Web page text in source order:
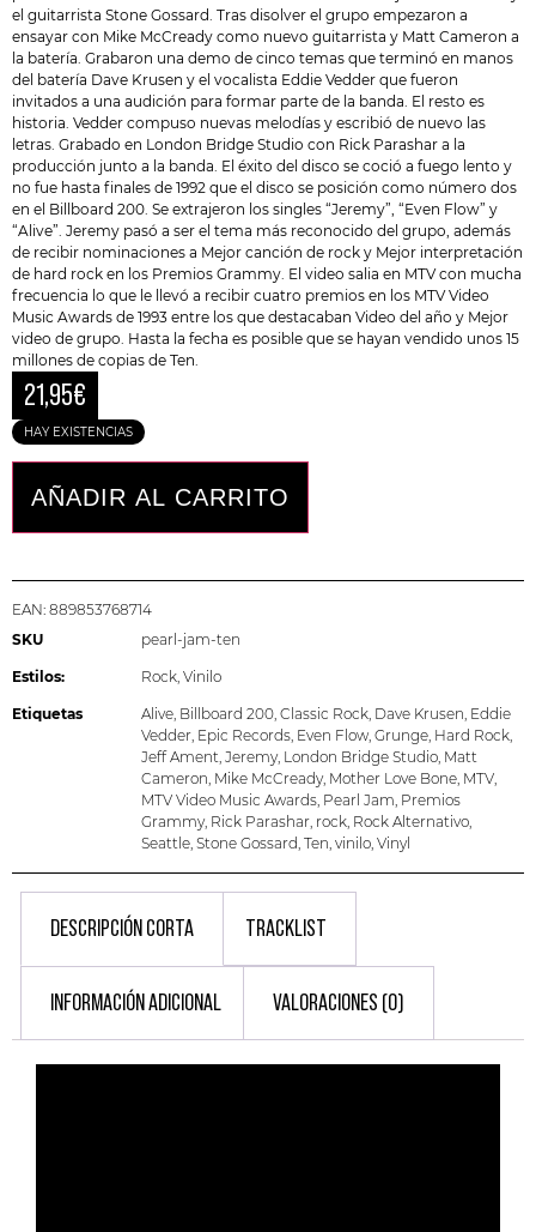
el guitarrista Stone Gossard. Tras disolver el grupo empezaron a
ensayar con Mike McCready como nuevo guitarrista y Matt Cameron a
la batería. Grabaron una demo de cinco temas que terminó en manos
del batería Dave Krusen y el vocalista Eddie Vedder que fueron
invitados a una audición para formar parte de la banda. El resto es
historia. Vedder compuso nuevas melodías y escribió de nuevo las
letras. Grabado en London Bridge Studio con Rick Parashar a la
producción junto a la banda. El éxito del disco se coció a fuego lento y
no fue hasta finales de 1992 que el disco se posición como número dos
en el Billboard 200. Se extrajeron los singles “Jeremy”, “Even Flow” y
“Alive”. Jeremy pasó a ser el tema más reconocido del grupo, además
de recibir nominaciones a Mejor canción de rock y Mejor interpretación
de hard rock en los Premios Grammy. El video salia en MTV con mucha
frecuencia lo que le llevó a recibir cuatro premios en los MTV Video
Music Awards de 1993 entre los que destacaban Video del año y Mejor
video de grupo. Hasta la fecha es posible que se hayan vendido unos 15
millones de copias de Ten.
21,95€
HAY EXISTENCIAS
AÑADIR AL CARRITO
EAN: 889853768714
SKU
pearl-jam-ten
Estilos: Rock Vinilo
Etiquetas Alive Billboard 200 Classic Rock Dave Krusen Eddie
Vedder Epic Records Even Flow Grunge Hard Rock
Jeff Ament Jeremy, London Bridge Studio Matt
Cameron Mike McCready, Mother Love Bone MTV
MTV Video Music Awards Pearl Jam Premios
Grammy, Rick Parashar rock Rock Alternativo
Seattle Stone Gossard Ten vinilo Vinyl
DESCRIPCIÓN CORTA TRACKLIST
INFORMACIÓN ADICIONAL VALORACIONES (0)